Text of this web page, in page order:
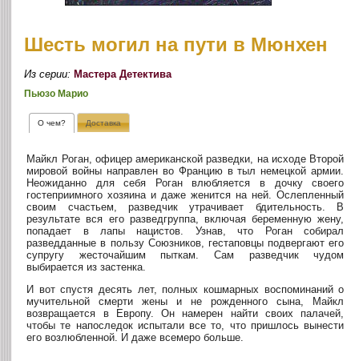
Шесть могил на пути в Мюнхен
Из серии:Мастера Детектива
Пьюзо Марио
О чем? Доставка
Майкл Роган, офицер американской разведки, на исходе Второй
мировой войны направлен во Францию в тыл немецкой армии.
Неожиданно для себя Роган влюбляется в дочку своего
гостеприимного хозяина и даже женится на ней. Ослепленный
своим счастьем, разведчик утрачивает бдительность. В
результате вся его разведгруппа, включая беременную жену,
попадает в лапы нацистов. Узнав, что Роган собирал
разведданные в пользу Союзников, гестаповцы подвергают его
супругу жесточайшим пыткам. Сам разведчик чудом
выбирается из застенка.
И вот спустя десять лет, полных кошмарных воспоминаний о
мучительной смерти жены и не рожденного сына, Майкл
возвращается в Европу. Он намерен найти своих палачей,
чтобы те напоследок испытали все то, что пришлось вынести
его возлюбленной. И даже всемеро больше.